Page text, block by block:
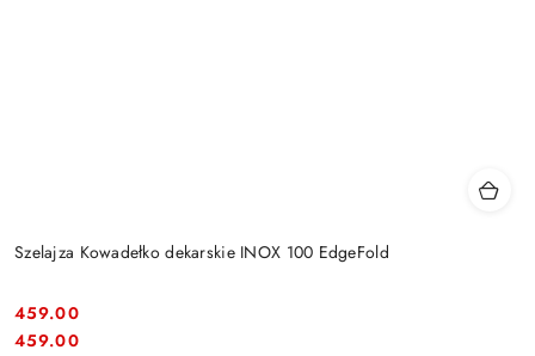
Szelajza Kowadełko dekarskie INOX 100 EdgeFold
Cena:
459.00
Cena:
459.00